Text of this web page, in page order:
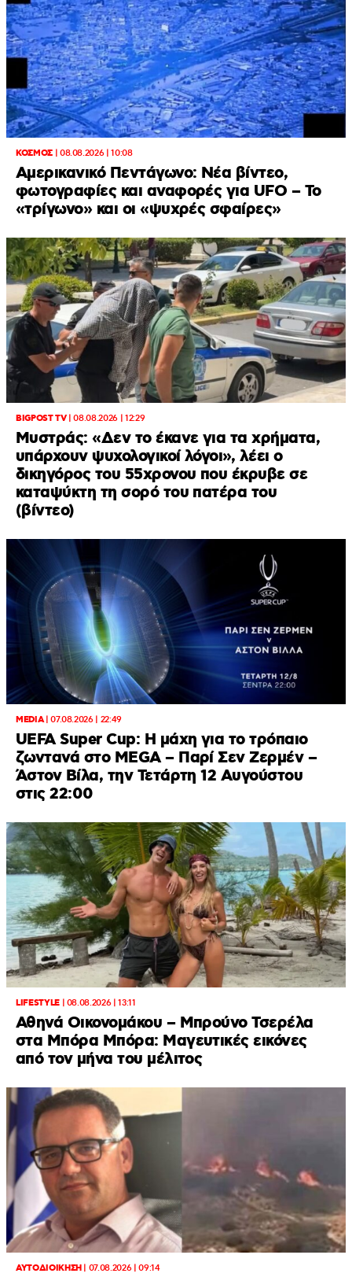
ΚΟΣΜΟΣ| 08.08.2026 | 10:08
Αμερικανικό Πεντάγωνο: Νέα βίντεο,
φωτογραφίες και αναφορές για UFO – Το
«τρίγωνο» και οι «ψυχρές σφαίρες»
BIGPOST TV|08.08.2026 | 12:29
Μυστράς: «Δεν το έκανε για τα χρήματα,
υπάρχουν ψυχολογικοί λόγοι», λέει ο
δικηγόρος του 55χρονου που έκρυβε σε
καταψύκτη τη σορό του πατέρα του
(βίντεο)
MEDIA|07.08.2026 | 22:49
UEFA Super Cup: Η μάχη για το τρόπαιο
ζωντανά στο MEGA – Παρί Σεν Ζερμέν –
Άστον Βίλα, την Τετάρτη 12 Αυγούστου
στις 22:00
LIFESTYLE| 08.08.2026 | 13:11
Αθηνά Οικονομάκου – Μπρούνο Τσερέλα
στα Μπόρα Μπόρα: Mαγευτικές εικόνες
από τον μήνα του μέλιτος
ΑΥΤΟΔΙΟΙΚΗΣΗ| 07.08.2026 | 09:14